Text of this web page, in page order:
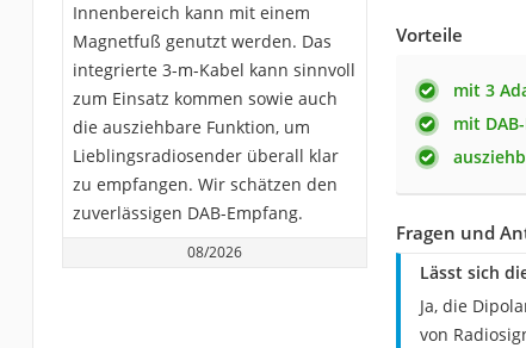
Innenbereich kann mit einem
Magnetfuß genutzt werden. Das
integrierte 3-m-Kabel kann sinnvoll
zum Einsatz kommen sowie auch
die ausziehbare Funktion, um
Lieblingsradiosender überall klar
zu empfangen. Wir schätzen den
zuverlässigen DAB-Empfang.
08/2026
Vorteile
mit 3
mit
Fragen und
Lässt sich
Ja, die
von